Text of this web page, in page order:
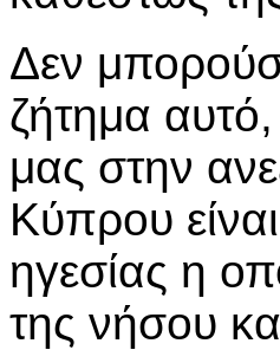
Δεν
ζήτημα
μας στην
Κύπρου
ηγεσίας η
της νήσου